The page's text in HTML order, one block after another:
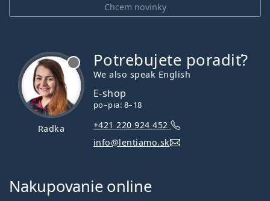
Chcem novinky
Radka
Potrebujete poradiť?
We also speak English
E-shop
po–pia: 8–18
+421 220 924 452
info@lentiamo.sk
Nakupovanie online